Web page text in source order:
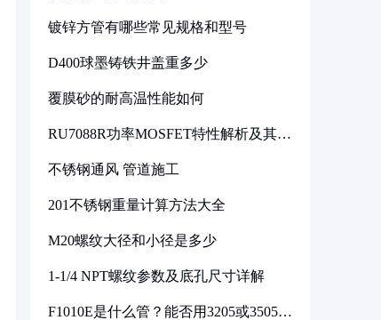
镀锌方管有哪些常见规格和型号
D400球墨铸铁井盖重多少
覆膜砂的耐高温性能如何
RU7088R功率MOSFET特性解析及其在
不锈钢通风 管道施工
201不锈钢重量计算方法大全
M20螺纹大径和小径是多少
1-1/4 NPT螺纹参数及底孔尺寸详解
F1010E是什么管？能否用3205或3505代